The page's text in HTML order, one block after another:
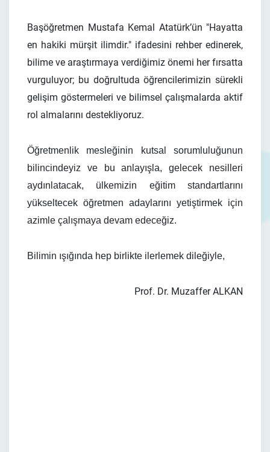
Başöğretmen Mustafa Kemal Atatürk’ün "Hayatta
en hakiki mürşit ilimdir." ifadesini rehber edinerek,
bilime ve araştırmaya verdiğimiz önemi her fırsatta
vurguluyor; bu doğrultuda öğrencilerimizin sürekli
gelişim göstermeleri ve bilimsel çalışmalarda aktif
rol almalarını destekliyoruz.
Öğretmenlik mesleğinin kutsal sorumluluğunun
bilincindeyiz ve bu anlayışla, gelecek nesilleri
aydınlatacak, ülkemizin eğitim standartlarını
yükseltecek öğretmen adaylarını yetiştirmek için
azimle çalışmaya devam edeceğiz.
Bilimin ışığında hep birlikte ilerlemek dileğiyle,
Prof. Dr. Muzaffer ALKAN